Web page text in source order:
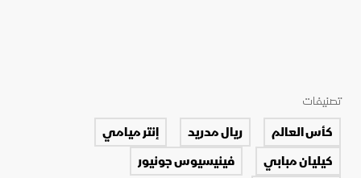
تصنيفات
كأس العالم ريال مدريد
إنتر ميامي
كيليان مبابي
فينيسيوس جونيور